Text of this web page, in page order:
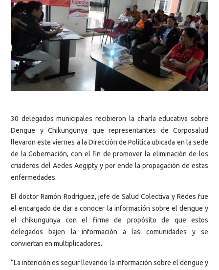
30 delegados municipales recibieron la charla educativa sobre
Dengue y Chikungunya que representantes de Corposalud
llevaron este viernes a la Dirección de Política ubicada en la sede
de la Gobernación, con el fin de promover la eliminación de los
criaderos del Aedes Aegipty y por ende la propagación de estas
enfermedades.
El doctor Ramón Rodríguez, jefe de Salud Colectiva y Redes fue
el encargado de dar a conocer la información sobre el dengue y
el chikungunya con el firme de propósito de que estos
delegados bajen la información a las comunidades y se
conviertan en multiplicadores.
“La intención es seguir llevando la información sobre el dengue y